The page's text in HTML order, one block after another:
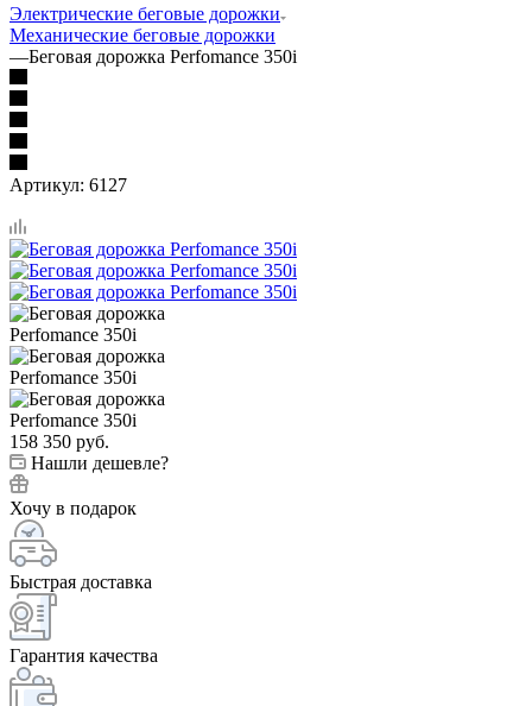
Электрические беговые дорожки
Механические беговые дорожки
—Беговая дорожка Perfomance 350i
Артикул: 6127
158 350 руб.
Нашли дешевле?
Хочу в подарок
Быстрая доставка
Гарантия качества